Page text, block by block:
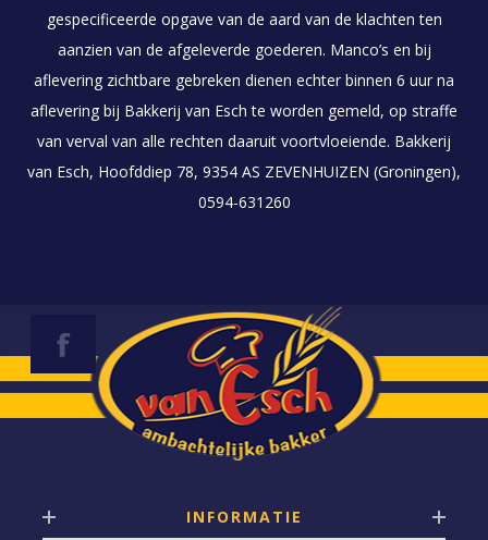
gespecificeerde opgave van de aard van de klachten ten
aanzien van de afgeleverde goederen. Manco’s en bij
aflevering zichtbare gebreken dienen echter binnen 6 uur na
aflevering bij Bakkerij van Esch te worden gemeld, op straffe
van verval van alle rechten daaruit voortvloeiende. Bakkerij
van Esch, Hoofddiep 78, 9354 AS ZEVENHUIZEN (Groningen),
0594-631260
INFORMATIE